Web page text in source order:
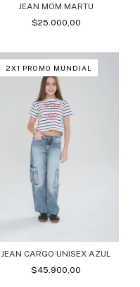
JEAN MOM MARTU
$25.000,00
2X1 PROMO MUNDIAL
JEAN CARGO UNISEX AZUL
$45.900,00